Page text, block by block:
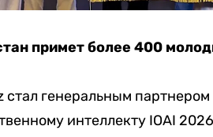
примет более 400
стал генеральным
интеллекту IOAI